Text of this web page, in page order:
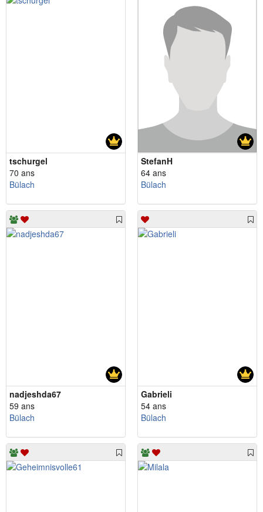
tschurgel
70 ans
Bülach
StefanH
64 ans
Bülach
nadjeshda67
59 ans
Bülach
Gabrieli
54 ans
Bülach